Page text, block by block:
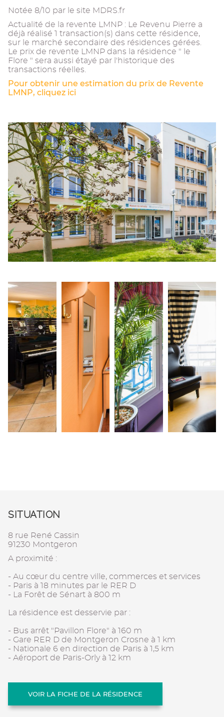
Notée 8/10 par le site MDRS.fr
Actualité de la revente LMNP : Le Revenu Pierre a
déjà réalisé 1 transaction(s) dans cette résidence,
sur le marché secondaire des résidences gérées.
Le prix de revente LMNP dans la résidence " le
Flore " sera aussi étayé par l'historique des
transactions réelles.
Pour obtenir une estimation du prix de Revente
LMNP, cliquez ici
SITUATION
8 rue René Cassin
91230 Montgeron
A proximité :
- Au cœur du centre ville, commerces et services
- Paris à 18 minutes par le RER D
- La Forêt de Sénart à 800 m
La résidence est desservie par :
- Bus arrêt "Pavillon Flore" à 160 m
- Gare RER D de Montgeron Crosne à 1 km
- Nationale 6 en direction de Paris à 1,5 km
- Aéroport de Paris-Orly à 12 km
VOIR LA FICHE DE LA RÉSIDENCE